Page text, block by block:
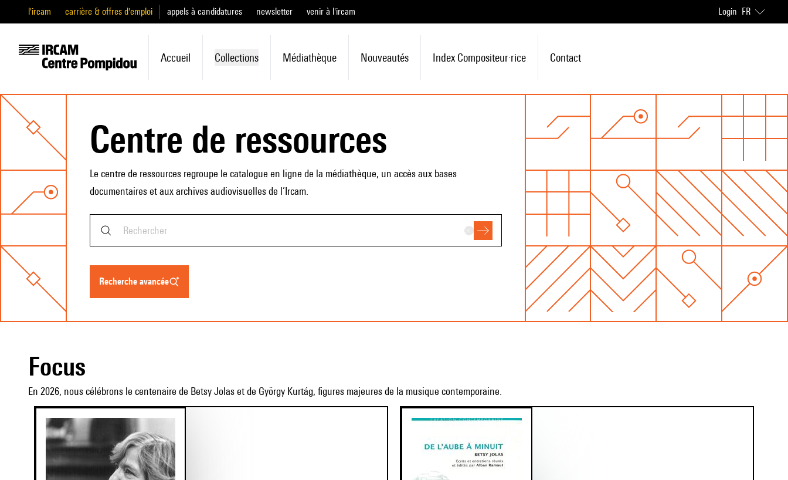
l'ircam carrière & offres d'emploi appels à candidatures newsletter venir à l'ircam Login FR
Accueil Collections Médiathèque Nouveautés Index Compositeur·rice Contact
centre de ressources
Le centre de ressources regroupe le catalogue en ligne de la médiathèque, un accès aux bases
documentaires et aux archives audiovisuelles de l’Ircam.
recherche avancée
Focus
En 2026, nous célébrons le centenaire de Betsy Jolas et de György Kurtág, figures majeures de la musique contemporaine.